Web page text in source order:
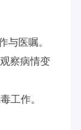
与医嘱。
察病情变
工作。